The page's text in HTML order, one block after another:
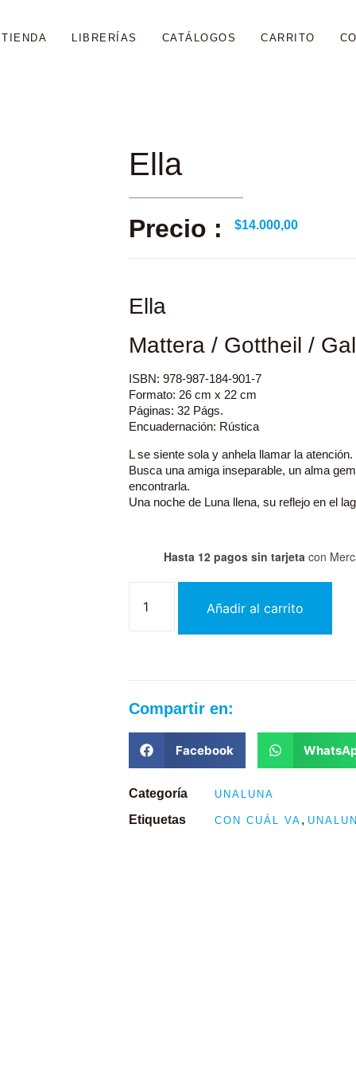
TIENDA LIBRERÍAS CATÁLOGOS CARRITO
Ella
Precio : $14.000,00
Ella
Mattera / Gottheil /
ISBN: 978-987-184-901-7
Formato: 26 cm x 22 cm
Páginas: 32 Págs.
Encuadernación: Rústica
L se siente sola y anhela llamar la atención.
Busca una amiga inseparable, un alma
encontrarla.
Una noche de Luna llena, su reflejo en el
Hasta 12 pagos sin tarjeta con
Añadir al carrito
Compartir en:
Facebook
Categoría UNALUNA
Etiquetas CON CUÁL VA ,